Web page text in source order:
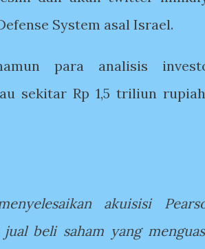
System asal Israel.
para analisis
sekitar Rp 1,5 triliun
akuisisi
beli saham yang